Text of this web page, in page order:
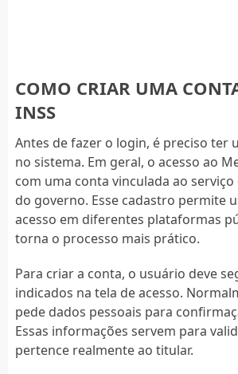
COMO CRIAR UMA
INSS
Antes de fazer o login, é preciso ter
no sistema. Em geral, o acesso ao
com uma conta vinculada ao
do governo. Esse cadastro permite
acesso em diferentes plataformas
torna o processo mais prático.
Para criar a conta, o usuário deve
indicados na tela de acesso.
pede dados pessoais para
Essas informações servem para
pertence realmente ao titular.